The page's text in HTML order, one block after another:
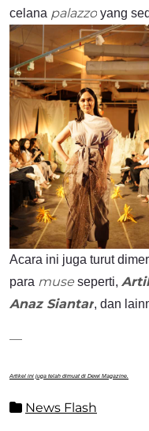
celana palazzo yang
Acara ini juga turut
para muse seperti,
Anaz Siantar, dan
—
Artikel ini juga telah dimuat di Dewi Magazine.
News Flash